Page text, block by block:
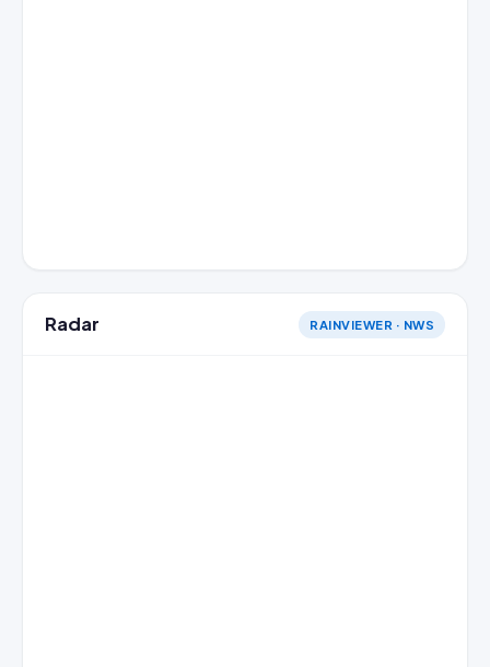
Radar RAINVIEWER · NWS